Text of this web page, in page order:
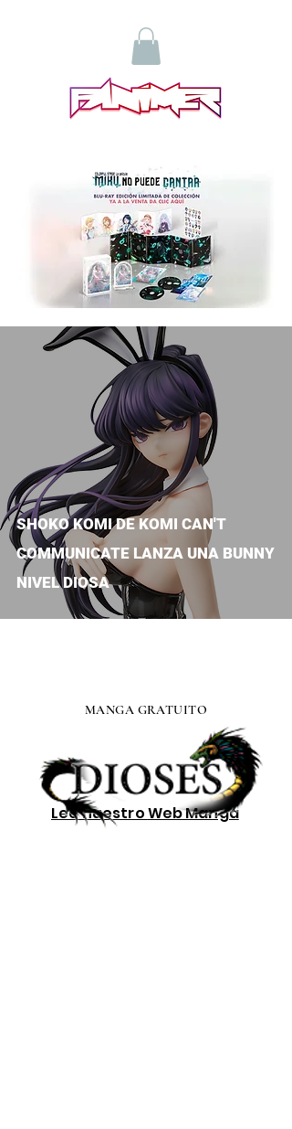
SHOKO KOMI DE KOMI CAN'T
COMMUNICATE LANZA UNA BUNNY
NIVEL DIOSA
Lee nuestroWeb Manga
MANGA GRATUITO